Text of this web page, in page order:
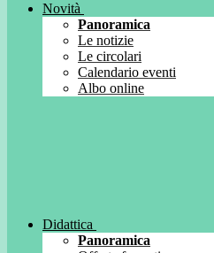
Novità
Panoramica
Le notizie
Le circolari
Calendario eventi
Albo online
Didattica
Panoramica